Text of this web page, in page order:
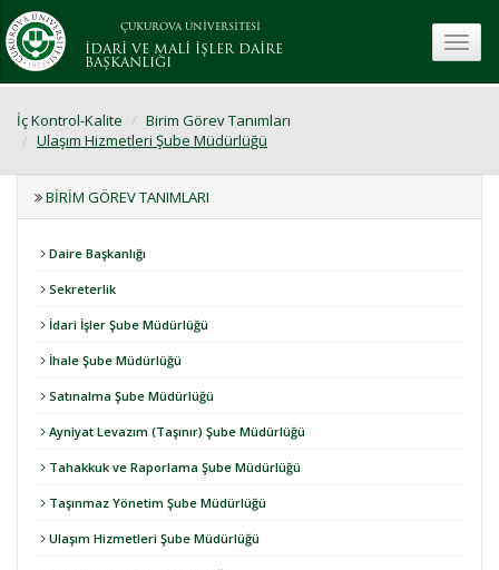
ÇUKUROVA ÜNİVERSİTESİ
İDARİ VE MALİ İŞLER DAİRE
BAŞKANLIĞI
İç Kontrol-Kalite
Birim Görev Tanımları
Ulaşım Hizmetleri Şube Müdürlüğü
BIRIM GÖREV TANIMLARI
Daire Başkanlığı
Sekreterlik
İdari İşler Şube Müdürlüğü
İhale Şube Müdürlüğü
Satınalma Şube Müdürlüğü
Ayniyat Levazım (Taşınır) Şube Müdürlüğü
Tahakkuk ve Raporlama Şube Müdürlüğü
Taşınmaz Yönetim Şube Müdürlüğü
Ulaşım Hizmetleri Şube Müdürlüğü